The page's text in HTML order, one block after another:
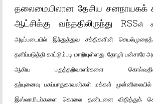
தலைமையிலான தேசிய சனநாயகக்
ஆட்சிக்கு வந்ததிலிருந்து RSSன்
அடிப்படையில் இந்துத்துவ சக்திகளின் செயல்முறைத்
தனிப்படுத்தி காட்டும்படி மாறியுள்ளது. தோழர் பன்சாரே
ஆகிய பகுத்தறிவாளர்களை
தற்புனைவு பசுப்பாதுகாவலர்கள் மக்கள் முன்னிலையில்
இஸ்லாமியர்களை கொலை தண்டனை விதித்துக்